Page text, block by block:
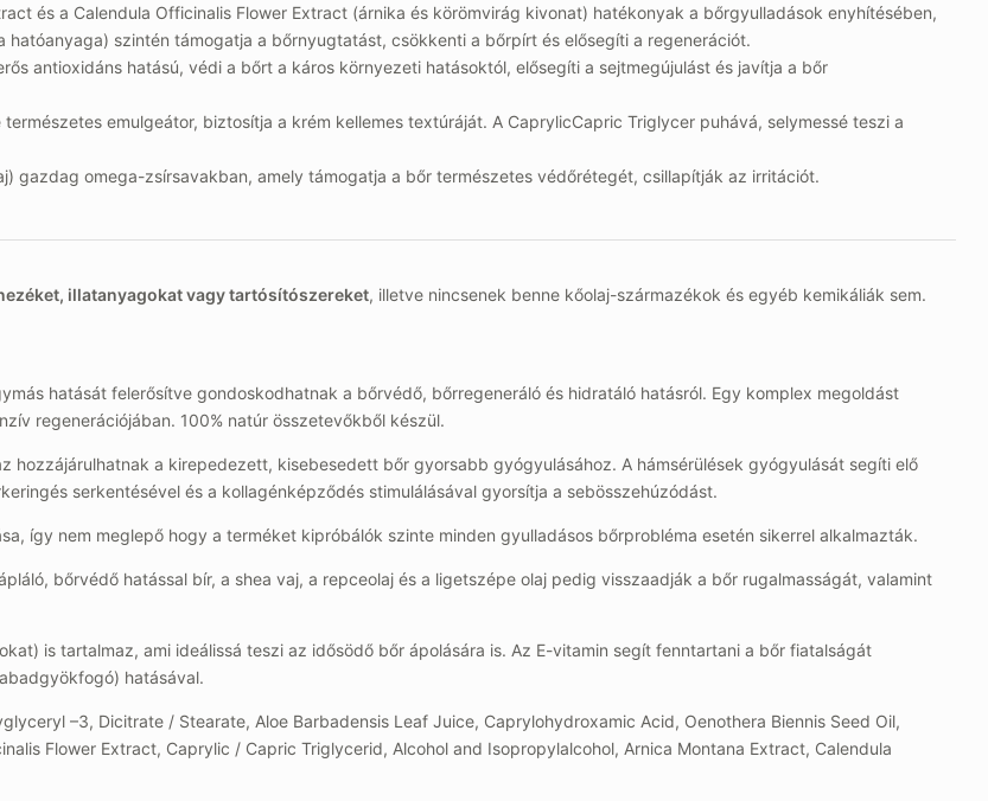
és a Calendula Officinalis Flower Extract (árnika és körömvirág kivonat) hatékonyak a bőrgyulladások enyhítésében,
szintén támogatja a bőrnyugtatást, csökkenti a bőrpírt és elősegíti a regenerációt.
antioxidáns hatású, védi a bőrt a káros környezeti hatásoktól, elősegíti a sejtmegújulást és javítja a bőr
emulgeátor, biztosítja a krém kellemes textúráját. A CaprylicCapric Triglycer puhává, selymessé teszi a
gazdag omega-zsírsavakban, amely támogatja a bőr természetes védőrétegét, csillapítják az irritációt.
illatanyagokat vagy tartósítószereket, illetve nincsenek benne kőolaj-származékok és egyéb kemikáliák sem.
hatását felerősítve gondoskodhatnak a bőrvédő, bőrregeneráló és hidratáló hatásról. Egy komplex megoldást
regenerációjában. 100% natúr összetevőkből készül.
a kirepedezett, kisebesedett bőr gyorsabb gyógyulásához. A hámsérülések gyógyulását segíti elő
serkentésével és a kollagénképződés stimulálásával gyorsítja a sebösszehúzódást.
így nem meglepő hogy a terméket kipróbálók szinte minden gyulladásos bőrprobléma esetén sikerrel alkalmazták.
bőrvédő hatással bír, a shea vaj, a repceolaj és a ligetszépe olaj pedig visszaadják a bőr rugalmasságát, valamint
is tartalmaz, ami ideálissá teszi az idősödő bőr ápolására is. Az E-vitamin segít fenntartani a bőr fiatalságát
hatásával.
–3, Dicitrate / Stearate, Aloe Barbadensis Leaf Juice, Caprylohydroxamic Acid, Oenothera Biennis Seed Oil,
Flower Extract, Caprylic / Capric Triglycerid, Alcohol and Isopropylalcohol, Arnica Montana Extract, Calendula